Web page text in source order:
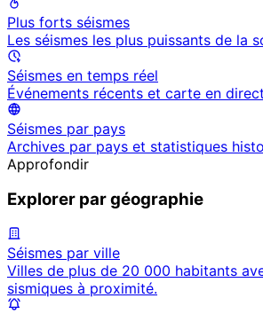
Plus forts séismes
Les séismes les plus puissants de la
Séismes en temps réel
Événements récents et carte en direct
Séismes par pays
Archives par pays et statistiques
Approfondir
Explorer par géographie
Séismes par ville
Villes de plus de 20 000 habitants
sismiques à proximité.